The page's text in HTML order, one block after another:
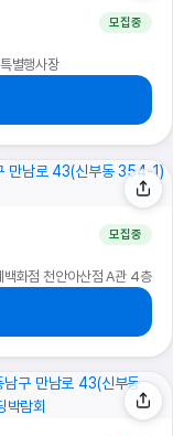
모집중
별행사장
모집중
화점 천안아산점 A관 4층